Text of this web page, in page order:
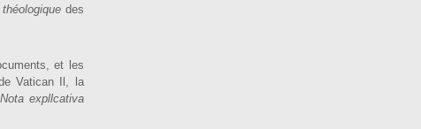
théologique des
et les
Vatican Il, la
Nota expllcativa